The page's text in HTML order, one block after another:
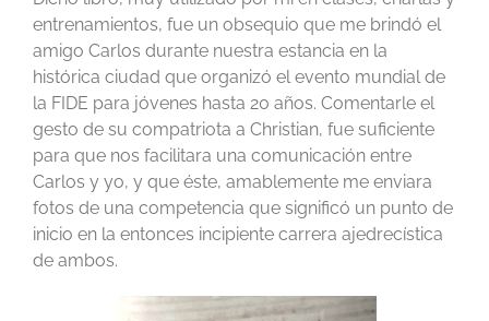
entrenamientos, fue un obsequio que me brindó el
amigo Carlos durante nuestra estancia en la
histórica ciudad que organizó el evento mundial de
la FIDE para jóvenes hasta 20 años. Comentarle el
gesto de su compatriota a Christian, fue suficiente
para que nos facilitara una comunicación entre
Carlos y yo, y que éste, amablemente me enviara
fotos de una competencia que significó un punto de
inicio en la entonces incipiente carrera ajedrecística
de ambos.